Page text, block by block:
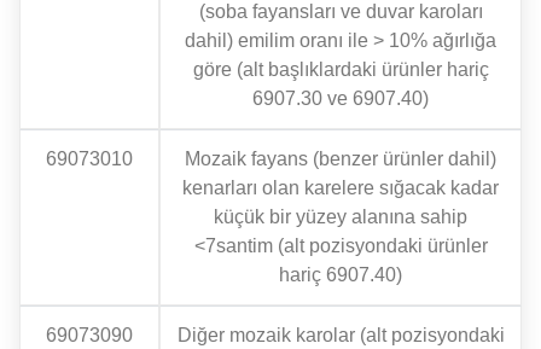
(soba fayansları ve duvar karoları
dahil) emilim oranı ile > 10% ağırlığa
göre (alt başlıklardaki ürünler hariç
6907.30 ve 6907.40)
69073010
Mozaik fayans (benzer ürünler dahil)
kenarları olan karelere sığacak kadar
küçük bir yüzey alanına sahip
<7santim (alt pozisyondaki ürünler
hariç 6907.40)
69073090
Diğer mozaik karolar (alt pozisyondaki